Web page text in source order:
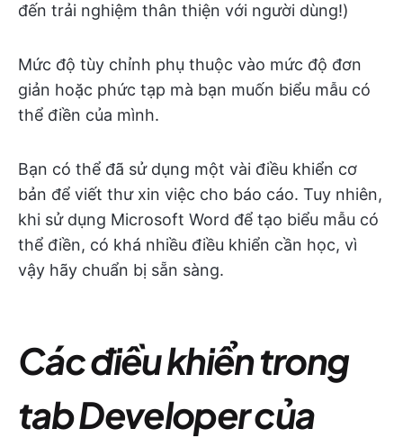
đến trải nghiệm thân thiện với người dùng!)
Mức độ tùy chỉnh phụ thuộc vào mức độ đơn
giản hoặc phức tạp mà bạn muốn biểu mẫu có
thể điền của mình.
Bạn có thể đã sử dụng một vài điều khiển cơ
bản để viết thư xin việc cho báo cáo. Tuy nhiên,
khi sử dụng Microsoft Word để tạo biểu mẫu có
thể điền, có khá nhiều điều khiển cần học, vì
vậy hãy chuẩn bị sẵn sàng.
Các điều khiển trong
tab Developer của